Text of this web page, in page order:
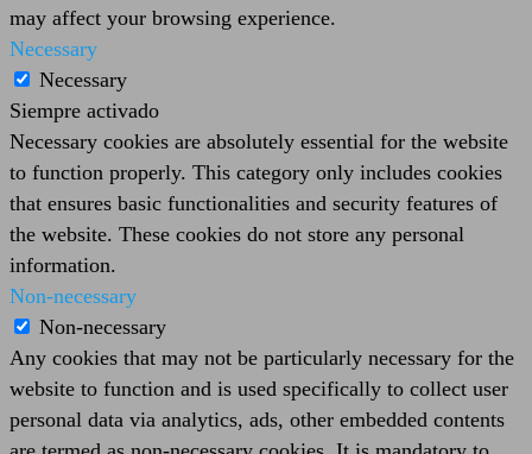
may affect your browsing experience.
Necessary
Necessary
Siempre activado
Necessary cookies are absolutely essential for the website
to function properly. This category only includes cookies
that ensures basic functionalities and security features of
the website. These cookies do not store any personal
information.
Non-necessary
Non-necessary
Any cookies that may not be particularly necessary for the
website to function and is used specifically to collect user
personal data via analytics, ads, other embedded contents